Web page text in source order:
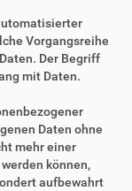
Vorgangsreihe
Der Begriff
mit Daten.
Daten ohne
mehr einer
können,
aufbewahrt